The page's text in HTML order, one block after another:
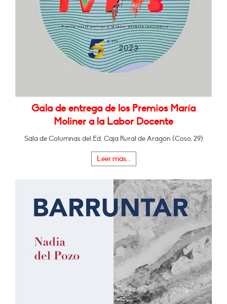
Gala de entrega de los Premios María
Moliner a la Labor Docente
Sala de Columnas del Ed. Caja Rural de Aragón (Coso, 29)
Leer más...